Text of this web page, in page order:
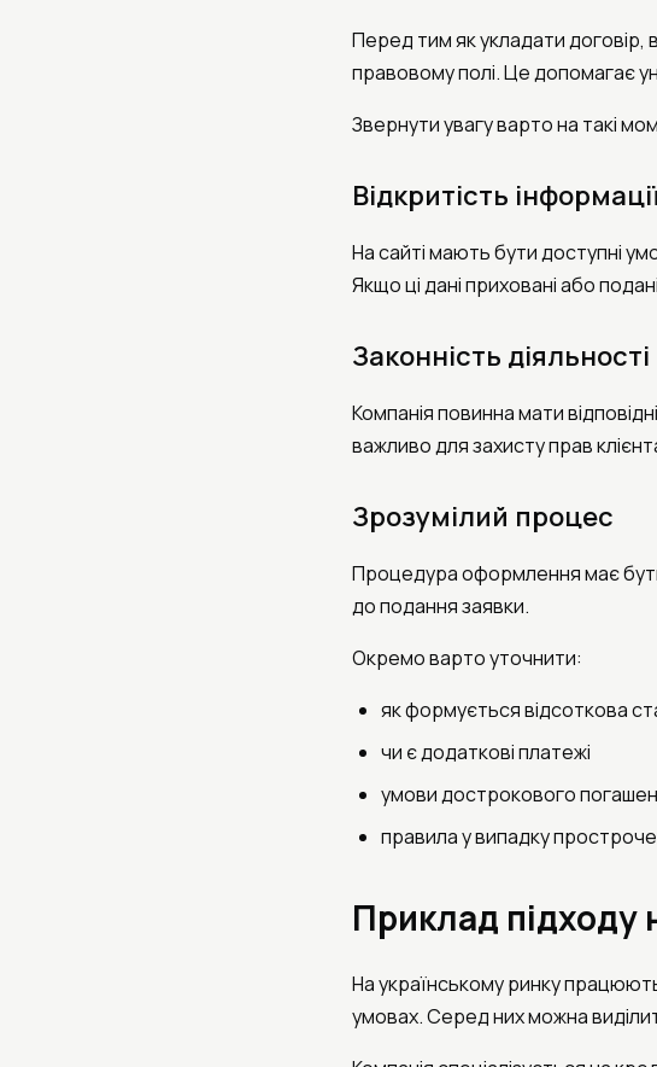
Перед тим як укладати
правовому полі. Це допомагає
Звернути увагу варто на такі
Відкритість
На сайті мають бути доступні
Якщо ці дані приховані або
Законність діяльності
Компанія повинна мати
важливо для захисту прав
Зрозумілий процес
Процедура оформлення має
до подання заявки.
Окремо варто уточнити:
як формується відсоткова
чи є додаткові платежі
умови дострокового
правила у випадку
Приклад підходу
На українському ринку
умовах. Серед них можна